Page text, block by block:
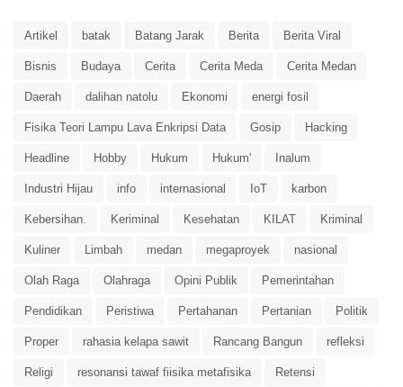
Artikel batak Batang Jarak Berita Berita Viral
Bisnis Budaya Cerita Cerita Meda Cerita Medan
Daerah dalihan natolu Ekonomi energi fosil
Fisika Teori Lampu Lava Enkripsi Data Gosip Hacking
Headline Hobby Hukum Hukum' Inalum
Industri Hijau info internasional IoT karbon
Kebersihan. Keriminal Kesehatan KILAT Kriminal
Kuliner Limbah medan megaproyek nasional
Olah Raga Olahraga Opini Publik Pemerintahan
Pendidikan Peristiwa Pertahanan Pertanian Politik
Proper rahasia kelapa sawit Rancang Bangun refleksi
Religi resonansi tawaf fiisika metafisika Retensi